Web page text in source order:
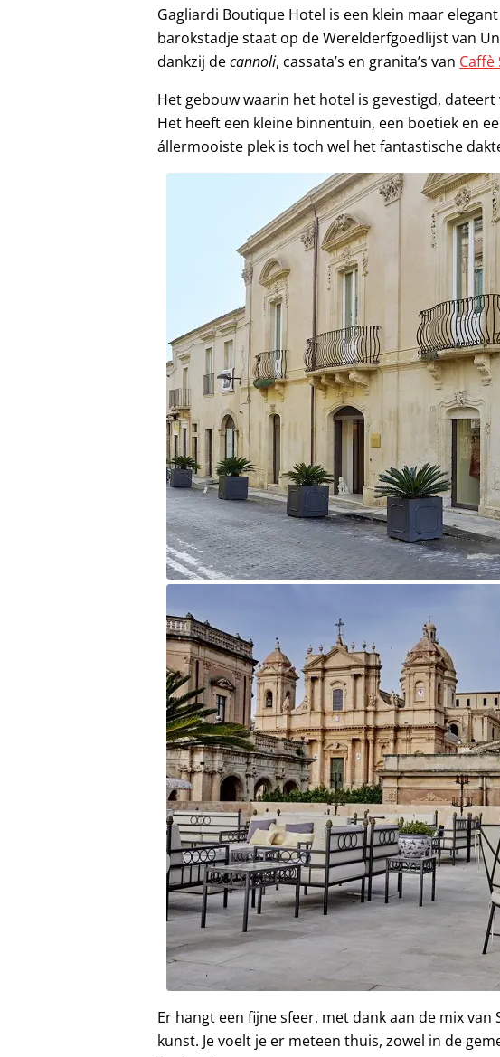
Gagliardi Boutique Hotel is een klein maar
barokstadje staat op de Werelderfgoedlijst van
dankzij decannoli, cassata’s en granita’s van Caffè
Het gebouw waarin het hotel is gevestigd,
Het heeft een kleine binnentuin, een boetiek en
állermooiste plek is toch wel het fantastische
Er hangt een fijne sfeer, met dank aan de mix
kunst. Je voelt je er meteen thuis, zowel in de